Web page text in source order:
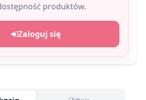
produktów.
Zaloguj się